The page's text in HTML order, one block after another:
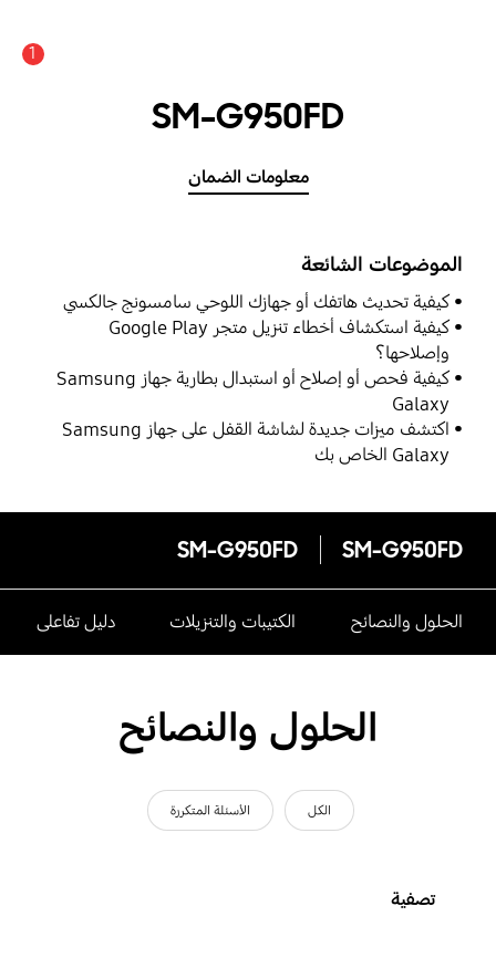
1
SM-G950FD
معلومات الضمان
الموضوعات الشائعة
كيفية تحديث هاتفك أو جهازك اللوحي سامسونج جالكسي
كيفية استكشاف أخطاء تنزيل متجر Google Play
وإصلاحها؟
كيفية فحص أو إصلاح أو استبدال بطارية جهاز Samsung
Galaxy
اكتشف ميزات جديدة لشاشة القفل على جهاز Samsung
Galaxy الخاص بك
SM-G950FD
SM-G950FD
الحلول والنصائح الكتيبات والتنزيلات دليل تفاعلى
الحلول والنصائح
الكل الأسئلة المتكررة
تصفية